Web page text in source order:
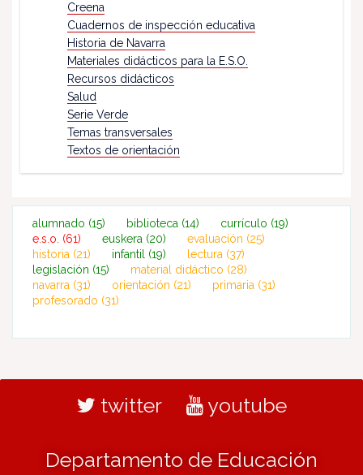
Creena
Cuadernos de inspección educativa
Historia de Navarra
Materiales didácticos para la E.S.O.
Recursos didácticos
Salud
Serie Verde
Temas transversales
Textos de orientación
alumnado (15) biblioteca (14) currículo (19)
e.s.o. (61) euskera (20) evaluación (25)
historia (21) infantil (19) lectura (37)
legislación (15) material didáctico (28)
navarra (31) orientación (21) primaria (31)
profesorado (31)
twitter youtube
Departamento de Educación